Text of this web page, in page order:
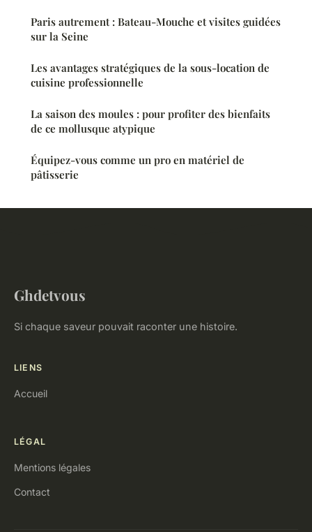
Paris autrement : Bateau-Mouche et visites guidées
sur la Seine
Les avantages stratégiques de la sous-location de
cuisine professionnelle
La saison des moules : pour profiter des bienfaits
de ce mollusque atypique
Équipez-vous comme un pro en matériel de
pâtisserie
Ghdetvous
Si chaque saveur pouvait raconter une histoire.
LIENS
Accueil
LÉGAL
Mentions légales
Contact